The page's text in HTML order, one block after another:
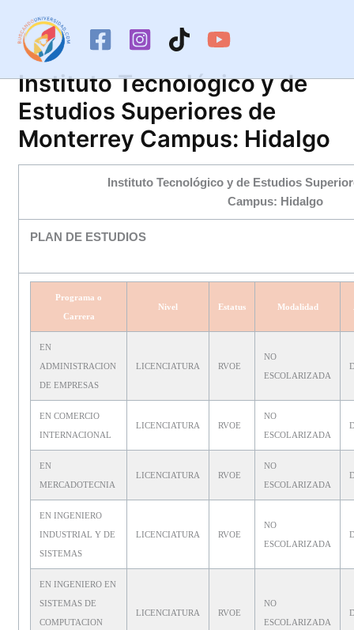
contenido
Instituto Tecnológico y de
Estudios Superiores de
Monterrey Campus: Hidalgo
Instituto Tecnológico y de Estudios
Campus: Hidalgo
PLAN DE ESTUDIOS
Programa o
Carrera
Nivel Estatus Modalidad
EN
ADMINISTRACION
DE EMPRESAS
LICENCIATURA RVOE
NO
ESCOLARIZADA
EN COMERCIO
INTERNACIONAL
LICENCIATURA RVOE
NO
ESCOLARIZADA
EN
MERCADOTECNIA
LICENCIATURA RVOE
NO
ESCOLARIZADA
EN INGENIERO
INDUSTRIAL Y DE
SISTEMAS
LICENCIATURA RVOE
NO
ESCOLARIZADA
EN INGENIERO EN
SISTEMAS DE
COMPUTACION
LICENCIATURA RVOE
NO
ESCOLARIZADA